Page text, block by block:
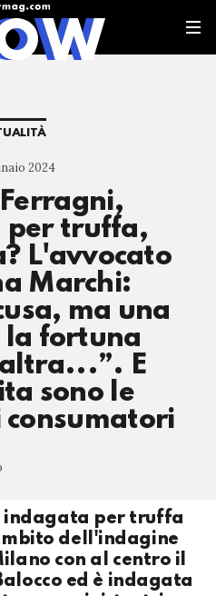
2024
per truffa,
L'avvocato
Marchi:
ma una
la fortuna
E
sono le
consumatori
indagata per truffa
dell'indagine
con al centro il
ed è indagata